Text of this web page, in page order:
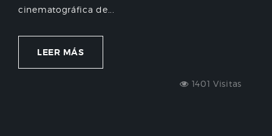
cinematográfica de...
LEER MÁS
1401 Visitas